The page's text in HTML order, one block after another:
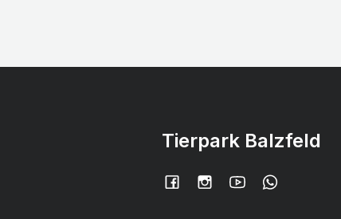
Tierpark Balzfeld